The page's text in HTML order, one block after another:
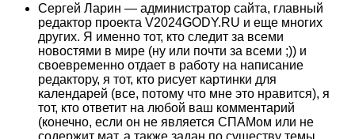
Сергей Ларин — администратор сайта, главный
редактор проекта V2024GODY.RU и еще многих
других. Я именно тот, кто следит за всеми
новостями в мире (ну или почти за всеми ;)) и
своевременно отдает в работу на написание
редактору, я тот, кто рисует картинки для
календарей (все, потому что мне это нравится), я
тот, кто ответит на любой ваш комментарий
(конечно, если он не является СПАМом или не
содержит мат, а также задан по существу темы